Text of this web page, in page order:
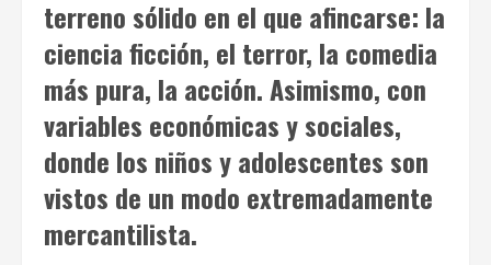
terreno sólido en el que afincarse: la
ciencia ficción, el terror, la comedia
más pura, la acción. Asimismo, con
variables económicas y sociales,
donde los niños y adolescentes son
vistos de un modo extremadamente
mercantilista.